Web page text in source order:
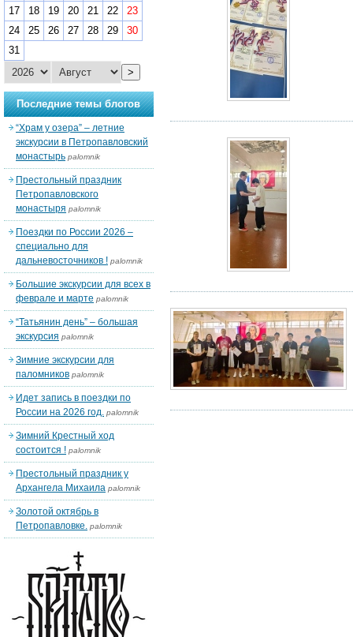
17
18 19 20 21 22
23
24
25 26 27 28 29
30
31
>
Последние темы блогов
“Храм у озера” – летние
экскурсии в Петропавловский
монастырь palomnik
Престольный праздник
Петропавловского
монастыря palomnik
Поездки по России 2026 –
специально для
дальневосточников ! palomnik
Большие экскурсии для всех в
феврале и марте palomnik
“Татьянин день” – большая
экскурсия palomnik
Зимние экскурсии для
паломников palomnik
Идет запись в поездки по
России на 2026 год. palomnik
Зимний Крестный ход
состоится ! palomnik
Престольный праздник у
Архангела Михаила palomnik
Золотой октябрь в
Петропавловке. palomnik